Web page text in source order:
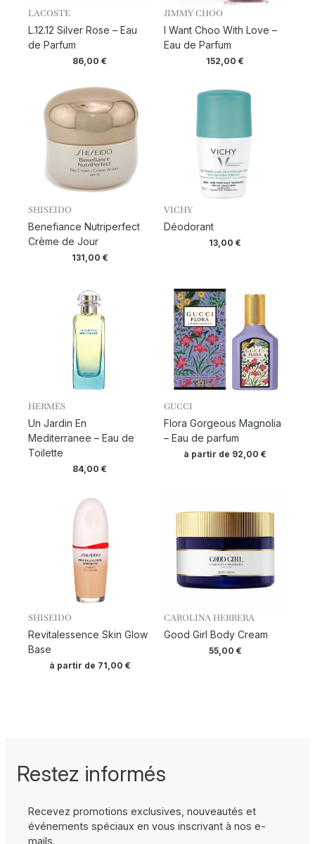
LACOSTE
L.12.12 Silver Rose – Eau
de Parfum
86,00€
JIMMY CHOO
I Want Choo With Love –
Eau de Parfum
152,00€
SHISEIDO
Benefiance Nutriperfect
Crème de Jour
131,00 €
VICHY
Déodorant
13,00€
HERMÈS
Un Jardin En
Mediterranee – Eau de
Toilette
84,00€
GUCCI
Flora Gorgeous Magnolia
– Eau de parfum
à partir de 92,00€
SHISEIDO
Revitalessence Skin Glow
Base
à partir de 71,00 €
CAROLINA HERRERA
Good Girl Body Cream
55,00 €
Restez informés
Recevez promotions exclusives, nouveautés et
événements spéciaux en vous inscrivant à nos e-
mails.